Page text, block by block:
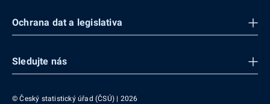
Ochrana dat a legislativa
Sledujte nás
© Český statistický úřad (ČSÚ) | 2026